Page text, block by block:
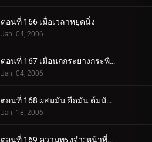
ตอนที่ 166 เมื่อเวลาหยุดนิ่ง
Jan. 04, 2006
ตอนที่ 167 เมื่อนกกระยางกระพือปีก
Jan. 04, 2006
ตอนที่ 168 ผสมมัน ยืดมัน ต้มมันขึ้นมา! เผาหม้อทองแดงเผา!
Jan. 18, 2006
ตอนที่ 169 ความทรงจำ: หน้าที่หายไป